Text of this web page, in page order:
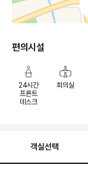
편의시설
24시간
프론트
데스크
회의실
객실선택